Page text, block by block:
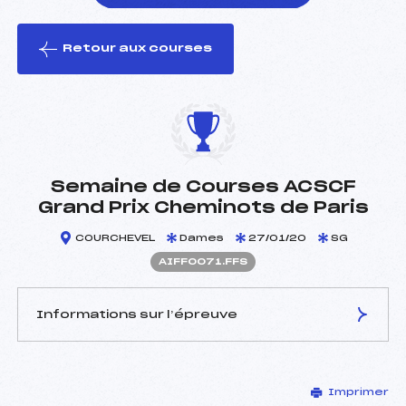
le ski
Retour aux courses
Semaine de Courses ACSCF
Grand Prix Cheminots de Paris
COURCHEVEL Dames 27/01/20 SG
AIFF0071.FFS
Informations sur l’épreuve
LEBOULLENGER DENIS
Imprimer